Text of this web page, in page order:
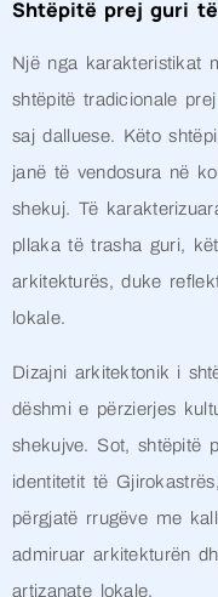
Shtëpitë prej guri
Një nga karakteristikat
shtëpitë tradicionale
saj dalluese. Këto
janë të vendosura në
shekuj. Të
pllaka të trasha guri,
arkitekturës, duke
lokale.
Dizajni arkitektonik i
dëshmi e përzierjes
shekujve. Sot, shtëpitë
identitetit të
përgjatë rrugëve me
admiruar arkitekturën
artizanate lokale.